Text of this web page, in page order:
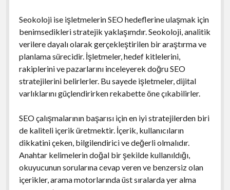
Seokoloji ise işletmelerin SEO hedeflerine ulaşmak için
benimsedikleri stratejik yaklaşımdır. Seokoloji, analitik
verilere dayalı olarak gerçekleştirilen bir araştırma ve
planlama sürecidir. İşletmeler, hedef kitlelerini,
rakiplerini ve pazarlarını inceleyerek doğru SEO
stratejilerini belirlerler. Bu sayede işletmeler, dijital
varlıklarını güçlendirirken rekabette öne çıkabilirler.
SEO çalışmalarının başarısı için en iyi stratejilerden biri
de kaliteli içerik üretmektir. İçerik, kullanıcıların
dikkatini çeken, bilgilendirici ve değerli olmalıdır.
Anahtar kelimelerin doğal bir şekilde kullanıldığı,
okuyucunun sorularına cevap veren ve benzersiz olan
içerikler, arama motorlarında üst sıralarda yer alma